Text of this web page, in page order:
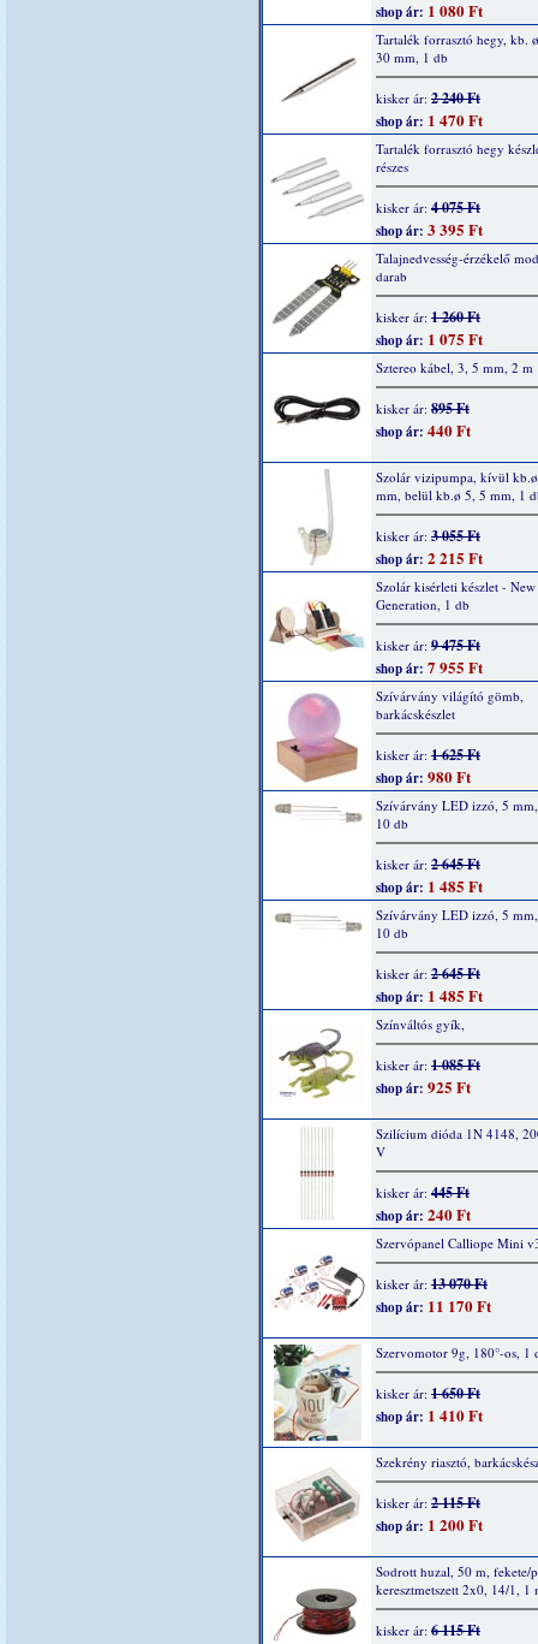
shop ár: 1 080 Ft
Tartalék forrasztó hegy, kb.
30 mm, 1 db
kisker ár: 2 240 Ft
shop ár: 1 470 Ft
Tartalék forrasztó hegy
részes
kisker ár: 4 075 Ft
shop ár: 3 395 Ft
Talajnedvesség-érzékelő
darab
kisker ár: 1 260 Ft
shop ár: 1 075 Ft
Sztereo kábel, 3, 5 mm, 2 m
kisker ár: 895 Ft
shop ár: 440 Ft
Szolár vizipumpa, kívül
mm, belül kb.ø 5, 5 mm, 1
kisker ár: 3 055 Ft
shop ár: 2 215 Ft
Szolár kisérleti készlet - New
Generation, 1 db
kisker ár: 9 475 Ft
shop ár: 7 955 Ft
Szívárvány világító gömb,
barkácskészlet
kisker ár: 1 625 Ft
shop ár: 980 Ft
Szívárvány LED izzó, 5
10 db
kisker ár: 2 645 Ft
shop ár: 1 485 Ft
Szívárvány LED izzó, 5
10 db
kisker ár: 2 645 Ft
shop ár: 1 485 Ft
Színváltós gyík,
kisker ár: 1 085 Ft
shop ár: 925 Ft
Szilícium dióda 1N 4148,
V
kisker ár: 445 Ft
shop ár: 240 Ft
Szervópanel Calliope Mini
kisker ár: 13 070 Ft
shop ár: 11 170 Ft
Szervomotor 9g, 180°-os, 1
kisker ár: 1 650 Ft
shop ár: 1 410 Ft
Szekrény riasztó,
kisker ár: 2 115 Ft
shop ár: 1 200 Ft
Sodrott huzal, 50 m, fekete/
keresztmetszett 2x0, 14/1, 1
kisker ár: 6 115 Ft